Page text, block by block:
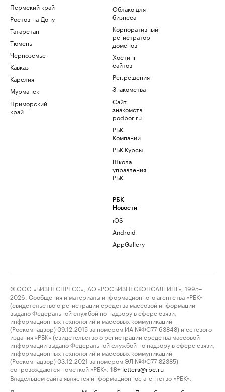
Пермский край
Ростов-на-Дону
Татарстан
Тюмень
Черноземье
Кавказ
Карелия
Мурманск
Приморский
край
Облако для
бизнеса
Корпоративный
регистратор
доменов
Хостинг
сайтов
Рег.решения
Знакомства
Сайт
знакомств
podbor.ru
РБК
Компании
РБК Курсы
Школа
управления
РБК
РБК
Новости
iOS
Android
AppGallery
© ООО «БИЗНЕСПРЕСС», АО «РОСБИЗНЕСКОНСАЛТИНГ», 1995–
2026. Сообщения и материалы информационного агентства «РБК»
(свидетельство о регистрации средства массовой информации
выдано Федеральной службой по надзору в сфере связи,
информационных технологий и массовых коммуникаций
(Роскомнадзор) 09.12.2015 за номером ИА №ФС77-63848) и сетевого
издания «РБК» (свидетельство о регистрации средства массовой
информации выдано Федеральной службой по надзору в сфере связи,
информационных технологий и массовых коммуникаций
(Роскомнадзор) 03.12.2021 за номером ЭЛ №ФС77-82385)
сопровождаются пометкой «РБК».
18+ letters@rbc.ru
Владельцем сайта является информационное агентство «РБК».